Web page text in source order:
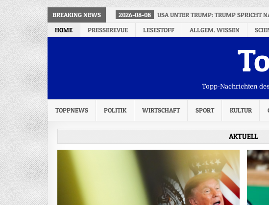
BREAKING NEWS 2026-08-08 USA UNTER TRUMP: TRUMP SPRICHT
HOME
PRESSEREVUE LESESTOFF ALLGEM. WISSEN
Topp-Nachrichten
TOPPNEWS POLITIK WIRTSCHAFT SPORT KULTUR
AKTUELL